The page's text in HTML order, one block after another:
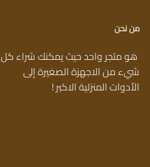
من نحن
هو متجر واحد حيث يمكنك شراء كل
شيء من الاجهزة الصغيرة إلى
الأدوات المنزلية الاكبر !